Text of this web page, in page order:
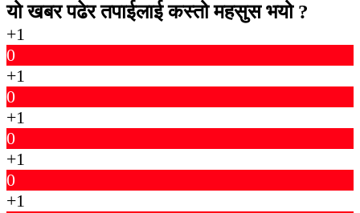
यो खबर पढेर तपाईलाई कस्तो महसुस भयो ?
+1
0
+1
0
+1
0
+1
0
+1